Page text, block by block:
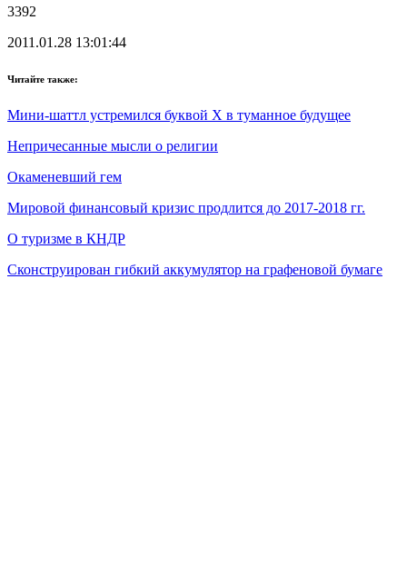
3392
2011.01.28 13:01:44
Читайте также:
Мини-шаттл устремился буквой X в туманное будущее
Непричесанные мысли о религии
Окаменевший гем
Мировой финансовый кризис продлится до 2017-2018 гг.
О туризме в КНДР
Сконструирован гибкий аккумулятор на графеновой бумаге